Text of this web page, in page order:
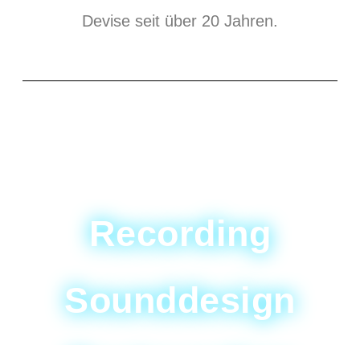
Devise seit über 20 Jahren.
Recording
Sounddesign